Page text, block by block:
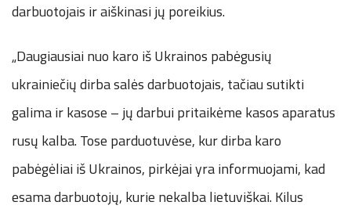
darbuotojais ir aiškinasi jų poreikius.
„Daugiausiai nuo karo iš Ukrainos pabėgusių
ukrainiečių dirba salės darbuotojais, tačiau sutikti
galima ir kasose – jų darbui pritaikėme kasos aparatus
rusų kalba. Tose parduotuvėse, kur dirba karo
pabėgėliai iš Ukrainos, pirkėjai yra informuojami, kad
esama darbuotojų, kurie nekalba lietuviškai. Kilus